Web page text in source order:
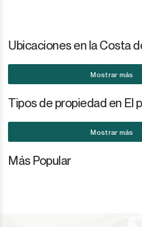
Ubicaciones en la Costa
Mostrar más
Tipos de propiedad en El
Mostrar más
Más Popular